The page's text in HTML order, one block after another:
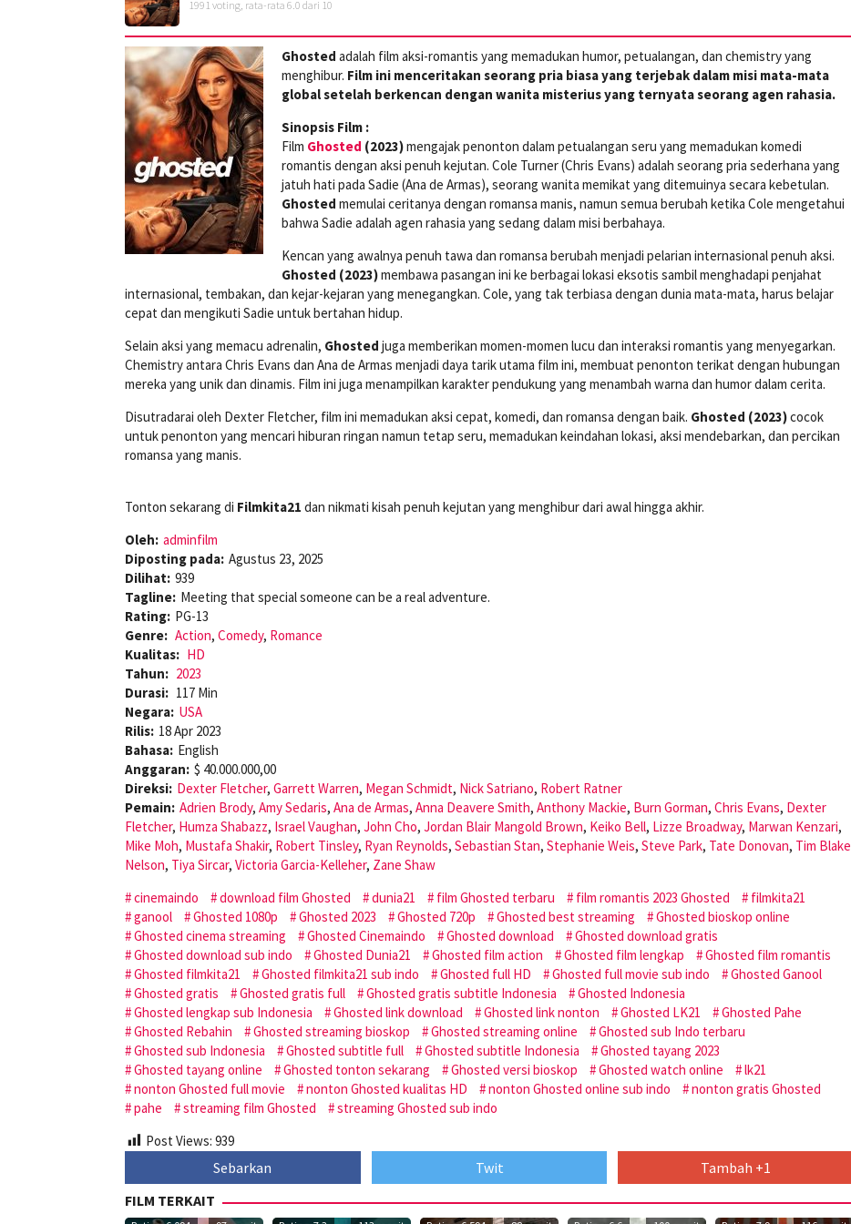
1991 voting, rata-rata 6.0 dari 10
Ghosted adalah film aksi-romantis yang memadukan humor, petualangan, dan chemistry yang
menghibur. Film ini menceritakan seorang pria biasa yang terjebak dalam misi mata-mata
global setelah berkencan dengan wanita misterius yang ternyata seorang agen rahasia.
Sinopsis Film :
Film Ghosted (2023)mengajak penonton dalam petualangan seru yang memadukan komedi
romantis dengan aksi penuh kejutan. Cole Turner (Chris Evans) adalah seorang pria sederhana yang
jatuh hati pada Sadie (Ana de Armas), seorang wanita memikat yang ditemuinya secara kebetulan.
Ghosted memulai ceritanya dengan romansa manis, namun semua berubah ketika Cole mengetahui
bahwa Sadie adalah agen rahasia yang sedang dalam misi berbahaya.
Kencan yang awalnya penuh tawa dan romansa berubah menjadi pelarian internasional penuh aksi.
Ghosted (2023)membawa pasangan ini ke berbagai lokasi eksotis sambil menghadapi penjahat
internasional, tembakan, dan kejar-kejaran yang menegangkan. Cole, yang tak terbiasa dengan dunia mata-mata, harus belajar
cepat dan mengikuti Sadie untuk bertahan hidup.
Selain aksi yang memacu adrenalin, Ghosted juga memberikan momen-momen lucu dan interaksi romantis yang menyegarkan.
Chemistry antara Chris Evans dan Ana de Armas menjadi daya tarik utama film ini, membuat penonton terikat dengan hubungan
mereka yang unik dan dinamis. Film ini juga menampilkan karakter pendukung yang menambah warna dan humor dalam cerita.
Disutradarai oleh Dexter Fletcher, film ini memadukan aksi cepat, komedi, dan romansa dengan baik. Ghosted (2023)cocok
untuk penonton yang mencari hiburan ringan namun tetap seru, memadukan keindahan lokasi, aksi mendebarkan, dan percikan
romansa yang manis.
Tonton sekarang di Filmkita21 dan nikmati kisah penuh kejutan yang menghibur dari awal hingga akhir.
Oleh: adminfilm
Diposting pada: Agustus 23, 2025
Dilihat: 939
Tagline: Meeting that special someone can be a real adventure.
Rating: PG-13
Genre: Action, Comedy, Romance
Kualitas: HD
Tahun: 2023
Durasi: 117 Min
Negara: USA
Rilis: 18 Apr 2023
Bahasa: English
Anggaran: $ 40.000.000,00
Direksi: Dexter Fletcher, Garrett Warren, Megan Schmidt, Nick Satriano, Robert Ratner
Pemain: Adrien Brody, Amy Sedaris, Ana de Armas, Anna Deavere Smith, Anthony Mackie, Burn Gorman, Chris Evans, Dexter
Fletcher, Humza Shabazz, Israel Vaughan, John Cho, Jordan Blair Mangold Brown, Keiko Bell, Lizze Broadway, Marwan Kenzari,
Mike Moh, Mustafa Shakir, Robert Tinsley, Ryan Reynolds, Sebastian Stan, Stephanie Weis, Steve Park, Tate Donovan, Tim Blake
Nelson, Tiya Sircar, Victoria Garcia-Kelleher, Zane Shaw
cinemaindo
download film Ghosted dunia21 film Ghosted terbaru film romantis 2023 Ghosted
filmkita21
ganool
Ghosted 1080p Ghosted 2023 Ghosted 720p Ghosted best streaming
Ghosted bioskop online
Ghosted cinema streaming
Ghosted Cinemaindo Ghosted download
Ghosted download gratis
Ghosted download sub indo
Ghosted Dunia21 Ghosted film action Ghosted film lengkap
Ghosted film romantis
Ghosted filmkita21
Ghosted filmkita21 sub indo Ghosted full HD Ghosted full movie sub indo
Ghosted Ganool
Ghosted gratis
Ghosted gratis full Ghosted gratis subtitle Indonesia
Ghosted Indonesia
Ghosted lengkap sub Indonesia
Ghosted link download Ghosted link nonton Ghosted LK21
Ghosted Pahe
Ghosted Rebahin
Ghosted streaming bioskop Ghosted streaming online
Ghosted sub Indo terbaru
Ghosted sub Indonesia
Ghosted subtitle full Ghosted subtitle Indonesia
Ghosted tayang 2023
Ghosted tayang online
Ghosted tonton sekarang Ghosted versi bioskop Ghosted watch online
lk21
nonton Ghosted full movie
nonton Ghosted kualitas HD nonton Ghosted online sub indo
nonton gratis Ghosted
pahe
streaming film Ghosted
streaming Ghosted sub indo
Post Views: 939
Sebarkan Twit
Tambah +1
FILM TERKAIT